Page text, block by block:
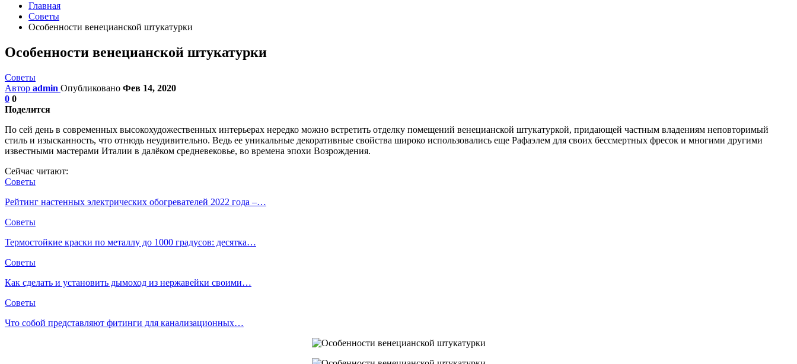
Главная
Советы
Особенности венецианской штукатурки
Особенности венецианской штукатурки
Советы
Автор admin Опубликовано Фев 14, 2020
0 0
Поделится
По сей день в современных высокохудожественных интерьерах нередко можно встретить отделку помещений венецианской штукатуркой, придающей частным владениям неповторимый
стиль и изысканность, что отнюдь неудивительно. Ведь ее уникальные декоративные свойства широко использовались еще Рафаэлем для своих бессмертных фресок и многими другими
известными мастерами Италии в далёком средневековье, во времена эпохи Возрождения.
Сейчас читают:
Советы
Рейтинг настенных электрических обогревателей 2022 года –…
Советы
Термостойкие краски по металлу до 1000 градусов: десятка…
Советы
Как сделать и установить дымоход из нержавейки своими…
Советы
Что собой представляют фитинги для канализационных…